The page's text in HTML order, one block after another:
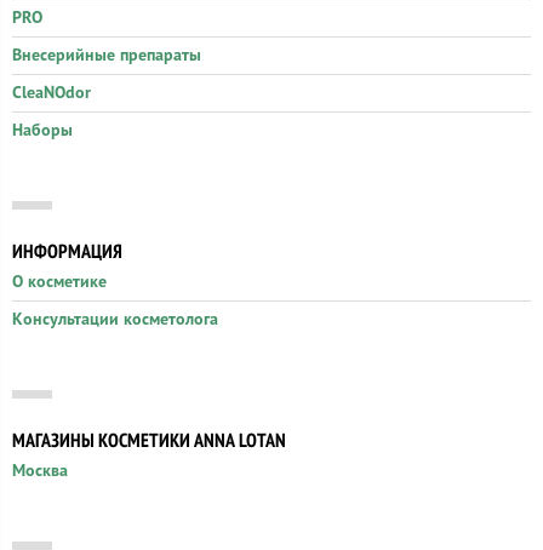
PRO
Внесерийные препараты
CleaNOdor
Наборы
ИНФОРМАЦИЯ
О косметике
Консультации косметолога
МАГАЗИНЫ КОСМЕТИКИ ANNA LOTAN
Москва